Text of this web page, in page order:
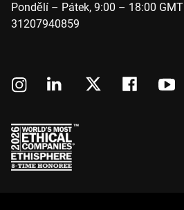
Pondělí – Pátek, 9:00 – 18:00 GMT
31207940859